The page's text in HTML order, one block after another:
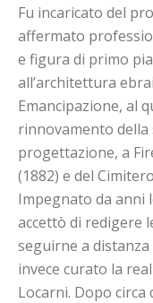
Fu incaricato del
affermato
e figura di primo
all’architettura
Emancipazione, al
rinnovamento della
progettazione, a
(1882) e del
Impegnato da anni
accettò di redigere
seguirne a
invece curato la
Locarni. Dopo